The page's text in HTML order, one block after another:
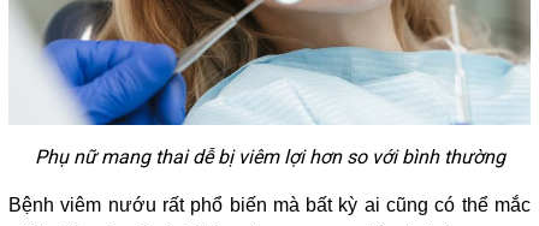
Phụ nữ mang thai dễ bị viêm lợi hơn so với bình thường
Bệnh viêm nướu rất phổ biến mà bất kỳ ai cũng có thể mắc